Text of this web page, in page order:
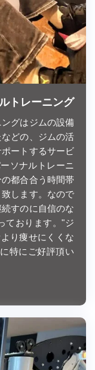
トレーニング
グはジムの設備
どの、ジムの活
ートするサービ
ソナルトレーニ
都合合う時間帯
します。なので
すのに自信のな
ております。"ジ
り痩せにくくな
特にご好評頂い